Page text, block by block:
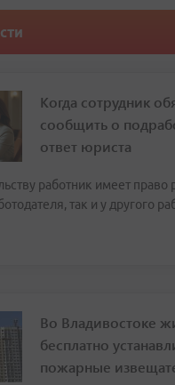
Когда сотрудник
сообщить о
ответ юриста
работник имеет право
так и у другого
Во Владивостоке
бесплатно
пожарные